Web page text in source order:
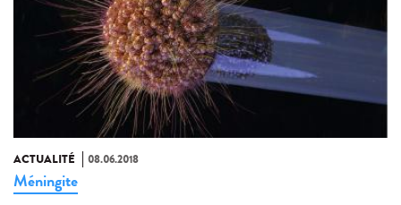
ACTUALITÉ 08.06.2018
Méningite